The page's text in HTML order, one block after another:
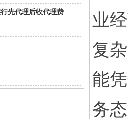
先代理后收代理费
业
复
能
务